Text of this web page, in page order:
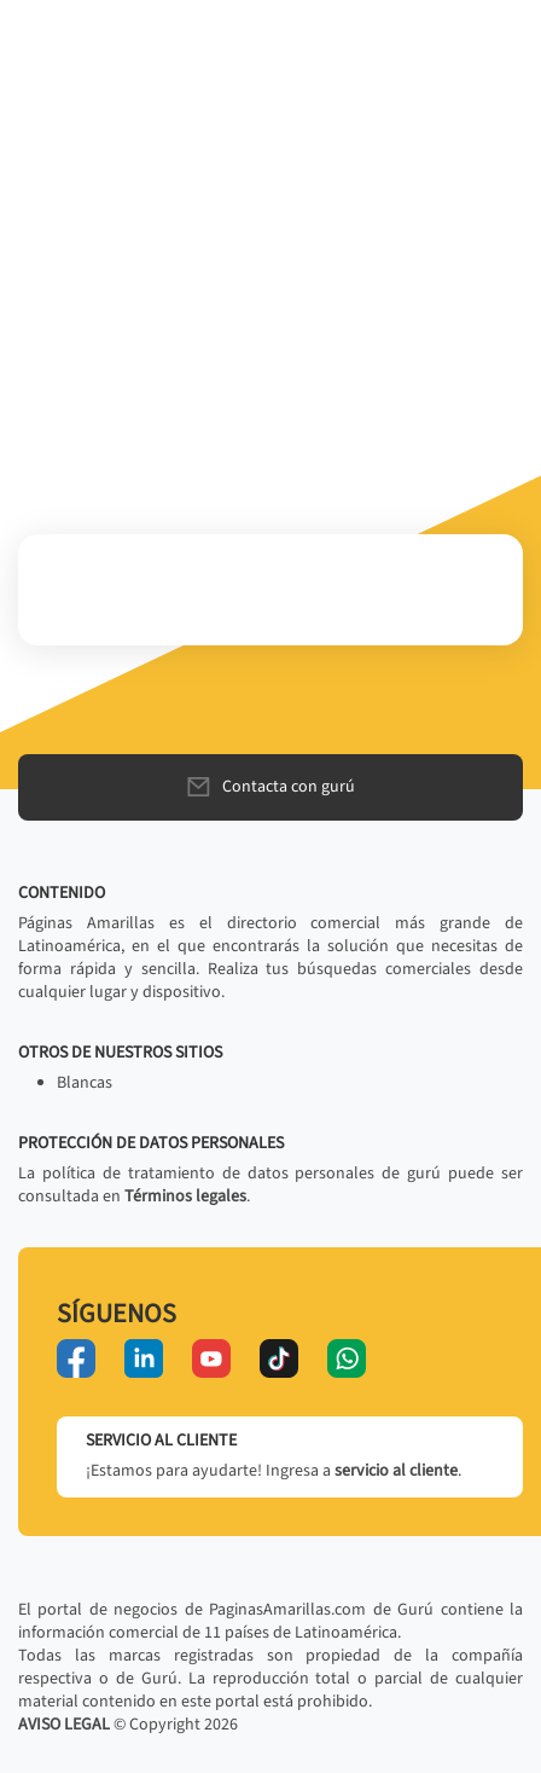
Contacta con gurú
CONTENIDO
Páginas Amarillas es el directorio comercial más grande de
Latinoamérica, en el que encontrarás la solución que necesitas de
forma rápida y sencilla. Realiza tus búsquedas comerciales desde
cualquier lugar y dispositivo.
OTROS DE NUESTROS SITIOS
Blancas
PROTECCIÓN DE DATOS PERSONALES
La política de tratamiento de datos personales de gurú puede ser
consultada en Términos legales.
SÍGUENOS
SERVICIO AL CLIENTE
¡Estamos para ayudarte! Ingresa a servicio al cliente.
El portal de negocios de PaginasAmarillas.com de Gurú contiene la
información comercial de 11 países de Latinoamérica.
Todas las marcas registradas son propiedad de la compañía
respectiva o de Gurú. La reproducción total o parcial de cualquier
material contenido en este portal está prohibido.
AVISO LEGAL© Copyright2026